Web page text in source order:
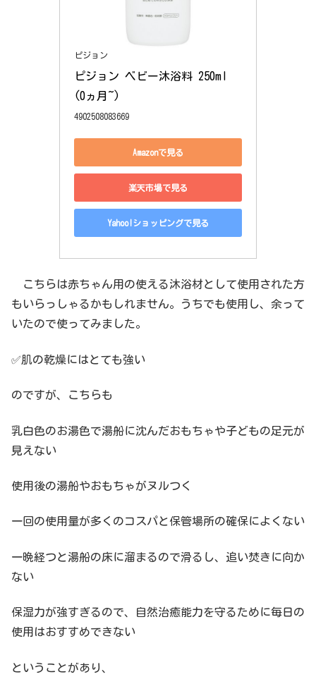
ピジョン
ピジョン ベビー沐浴料 250ml
(0ヵ月~)
4902508083669
Amazonで見る
楽天市場で見る
Yahoo!ショッピングで見る
こちらは赤ちゃん用の使える沐浴材として使用された方
もいらっしゃるかもしれません。うちでも使用し、余って
いたので使ってみました。
✅肌の乾燥にはとても強い
のですが、こちらも
乳白色のお湯色で湯船に沈んだおもちゃや子どもの足元が
見えない
使用後の湯船やおもちゃがヌルつく
一回の使用量が多くのコスパと保管場所の確保によくない
一晩経つと湯船の床に溜まるので滑るし、追い焚きに向か
ない
保湿力が強すぎるので、自然治癒能力を守るために毎日の
使用はおすすめできない
ということがあり、